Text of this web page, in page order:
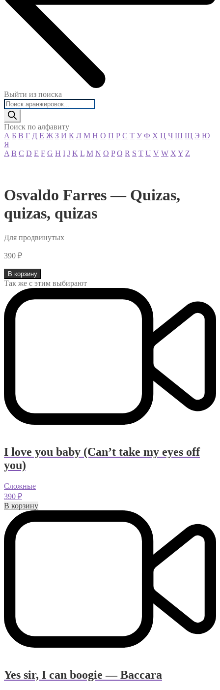
Выйти из поиска
Поиск
товаров
Поиск по алфавиту
А Б В Г Д Е Ж З И К Л М Н О П Р С Т У Ф Х Ц Ч Ш Щ Э Ю
Я
A B C D E F G H I J K L M N O P Q R S T U V W X Y Z
Osvaldo Farres — Quizas,
quizas, quizas
Для продвинутых
390 ₽
Количество
товара
Osvaldo
Farres
-
Quizas,
В корзину
Так же с этим выбирают
I love you baby (Can’t take my eyes off
you)
Сложные
390 ₽
В корзину
Yes sir, I can boogie — Baccara